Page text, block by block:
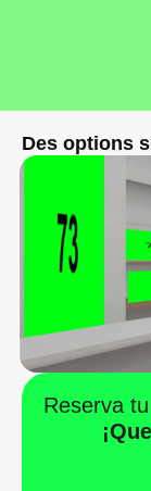
Des options
Reserva